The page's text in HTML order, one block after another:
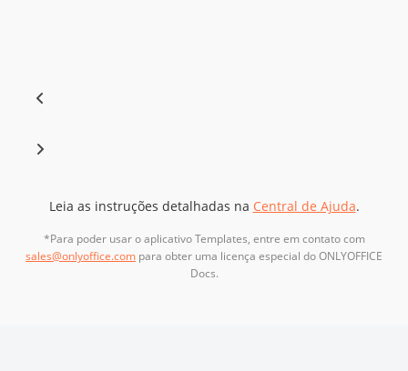
Leia as instruções detalhadas na Central de Ajuda.
*Para poder usar o aplicativo Templates, entre em contato com
sales@onlyoffice.com para obter uma licença especial do ONLYOFFICE
Docs.